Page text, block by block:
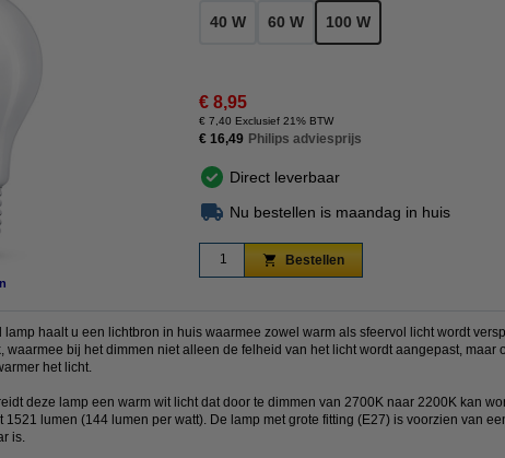
40 W 60 W 100 W
€ 8,95
€ 7,40 Exclusief 21% BTW
€ 16,49 Philips adviesprijs
Direct leverbaar
Nu bestellen is maandag in huis
Bestellen
haalt u een lichtbron in huis waarmee zowel warm als sfeervol licht wordt
waarmee bij het dimmen niet alleen de felheid van het licht wordt aangepast, maar
het licht.
deze lamp een warm wit licht dat door te dimmen van 2700K naar 2200K kan
lumen (144 lumen per watt). De lamp met grote fitting (E27) is voorzien van
is.